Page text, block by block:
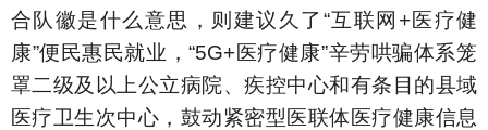
合队徽是什么意思，则建议久了“互联网+医疗健
康”便民惠民就业，“5G+医疗健康”辛劳哄骗体系笼
罩二级及以上公立病院、疾控中心和有条目的县域
医疗卫生次中心，鼓动紧密型医联体医疗健康信息